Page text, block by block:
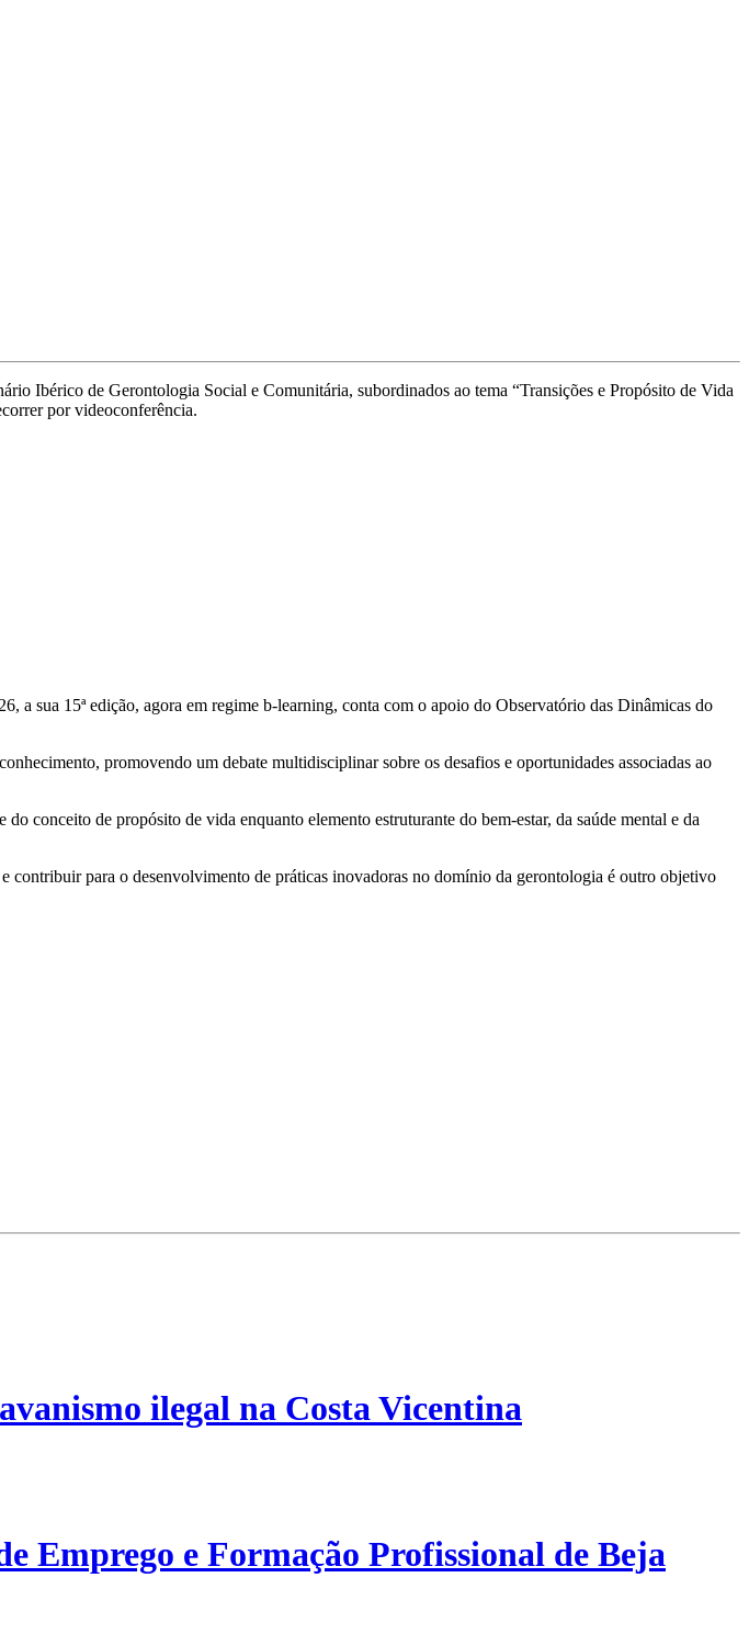
Ibérico de Gerontologia Social e Comunitária, subordinados ao tema “Transições e Propósito de Vida
por videoconferência.
sua 15ª edição, agora em regime b-learning, conta com o apoio do Observatório das Dinâmicas do
promovendo um debate multidisciplinar sobre os desafios e oportunidades associadas ao
conceito de propósito de vida enquanto elemento estruturante do bem-estar, da saúde mental e da
contribuir para o desenvolvimento de práticas inovadoras no domínio da gerontologia é outro objetivo
ilegal na Costa Vicentina
Emprego e Formação Profissional de Beja